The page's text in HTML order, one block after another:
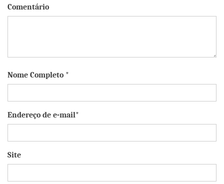
Comentário
Nome Completo *
Endereço de e-mail*
Site